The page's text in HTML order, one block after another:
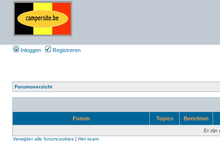
Inloggen Registreren
Forumoverzicht
Forum Topics Berichten
Er zijn
Verwijder alle forumcookies | Het team